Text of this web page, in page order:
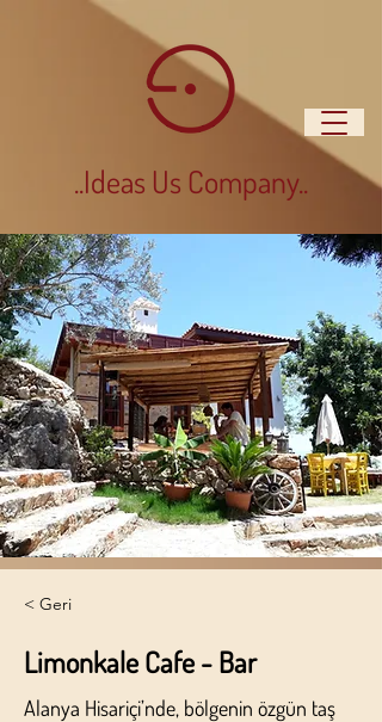
..Ideas Us Company..
< Geri
Limonkale Cafe - Bar
Alanya Hisariçi’nde, bölgenin özgün taş